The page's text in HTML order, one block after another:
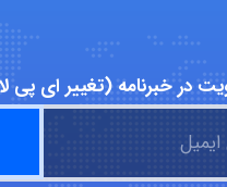
در خبرنامه (تغییر ای پی